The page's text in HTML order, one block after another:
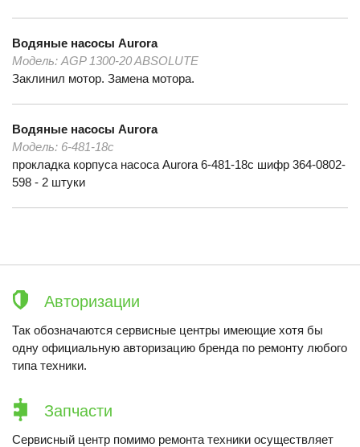
Водяные насосы Aurora
Модель: AGP 1300-20 ABSOLUTE
Заклинил мотор. Замена мотора.
Водяные насосы Aurora
Модель: 6-481-18c
прокладка корпуса насоса Aurora 6-481-18c шифр 364-0802-
598 - 2 штуки
Авторизации
Так обозначаются сервисные центры имеющие хотя бы
одну официальную авторизацию бренда по ремонту любого
типа техники.
Запчасти
Сервисный центр помимо ремонта техники осуществляет